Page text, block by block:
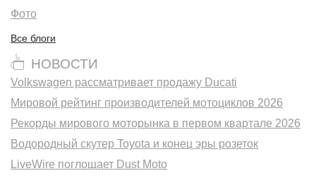
Фото
Все блоги
НОВОСТИ
Volkswagen рассматривает продажу Ducati
Мировой рейтинг производителей мотоциклов 2026
Рекорды мирового моторынка в первом квартале 2026
Водородный скутер Toyota и конец эры розеток
LiveWire поглощает Dust Moto